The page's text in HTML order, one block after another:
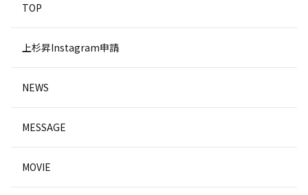
TOP
上杉昇Instagram申請
NEWS
MESSAGE
MOVIE